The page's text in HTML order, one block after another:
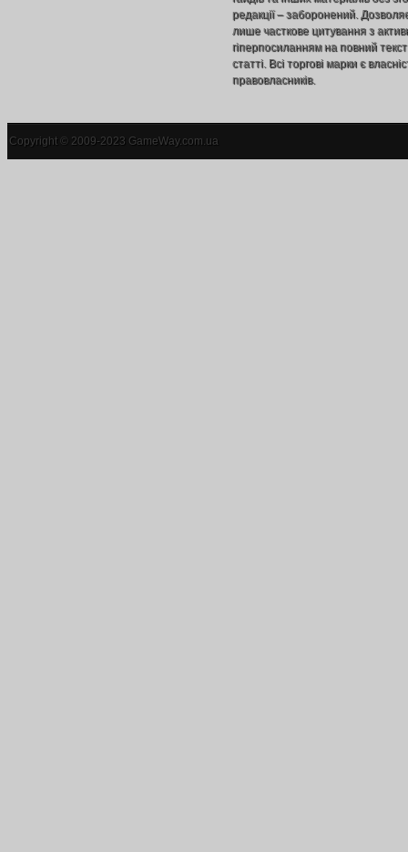
редакції – заборонений.
лише часткове цитування з
гіперпосиланням на повний текст
статті. Всі торгові марки є
правовласників.
Copyright © 2009-2023 GameWay.com.ua